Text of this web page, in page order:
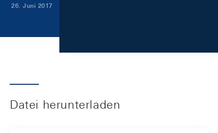
26. Juni 2017
Datei herunterladen